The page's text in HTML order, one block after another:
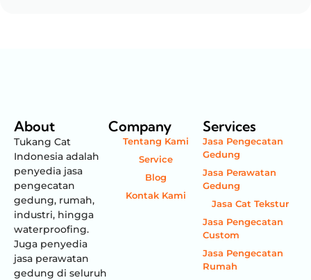
About
Tukang Cat
Indonesia adalah
penyedia jasa
pengecatan
gedung, rumah,
industri, hingga
waterproofing.
Juga penyedia
jasa perawatan
gedung di seluruh
Company
Tentang Kami
Service
Blog
Kontak Kami
Services
Jasa Pengecatan
Gedung
Jasa Perawatan
Gedung
Jasa Cat Tekstur
Jasa Pengecatan
Custom
Jasa Pengecatan
Rumah